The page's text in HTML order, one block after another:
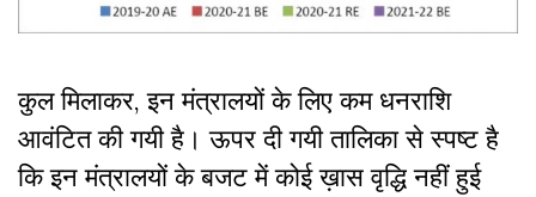
कुल मिलाकर, इन मंत्रालयों के लिए कम धनराशि
आवंटित की गयी है। ऊपर दी गयी तालिका से स्पष्ट है
कि इन मंत्रालयों के बजट में कोई ख़ास वृद्धि नहीं हुई